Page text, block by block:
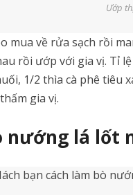
Ướp
mua về rửa sạch rồi
rồi ướp với gia vị. Tỉ
1/2 thìa cà phê tiêu
gia vị.
nướng lá lốt